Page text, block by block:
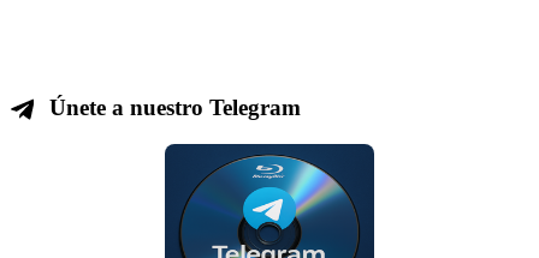
Únete a nuestro Telegram